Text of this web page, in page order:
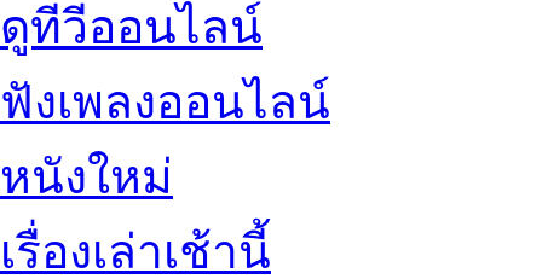
ดูทีวีออนไลน์
ฟังเพลงออนไลน์
หนังใหม่
เรื่องเล่าเช้านี้